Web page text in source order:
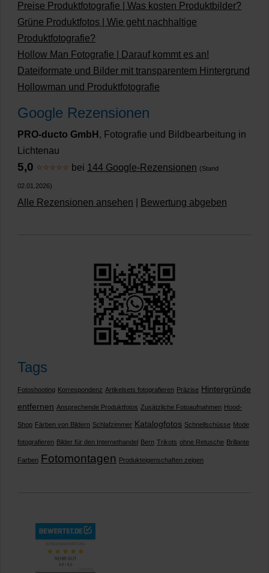
Preise Produktfotografie | Was kosten Produktbilder?
Grüne Produktfotos | Wie geht nachhaltige
Produktfotografie?
Hollow Man Fotografie | Darauf kommt es an!
Dateiformate und Bilder mit transparentem Hintergrund
Hollowman und Produktfotografie
Google Rezensionen
PRO-ducto GmbH , Fotografie und Bildbearbeitung in
Lichtenau
5,0 ⭐⭐⭐⭐⭐ bei 144 Google-Rezensionen (Stand
02.01.2026)
Alle Rezensionen ansehen Bewertung abgeben
Tags
Fotoshooting Korrespondenz Artikelsets fotografieren Präzise Hintergründe
entfernen Ansprechende Produktfotos Zusätzliche Fotoaufnahmen Hood-
Shop Färben von Bildern Schlafzimmer Katalogfotos Schnellschüsse Mode
fotografieren Bilder für den Internethandel Bern Trikots ohne Retusche Brillante
Farben Fotomontagen Produkteigenschaften zeigen